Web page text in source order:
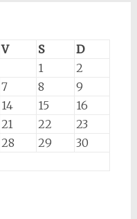
V S
D
1
2
7 8
9
14 15
16
21 22
23
28 29
30